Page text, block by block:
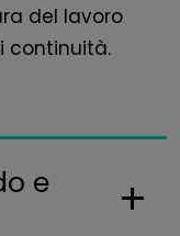
del lavoro
continuità.
e